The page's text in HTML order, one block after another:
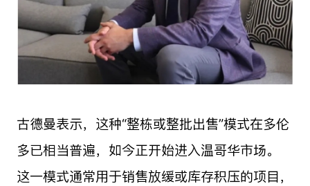
古德曼表示，这种“整栋或整批出售”模式在多伦
多已相当普遍，如今正开始进入温哥华市场。
这一模式通常用于销售放缓或库存积压的项目，